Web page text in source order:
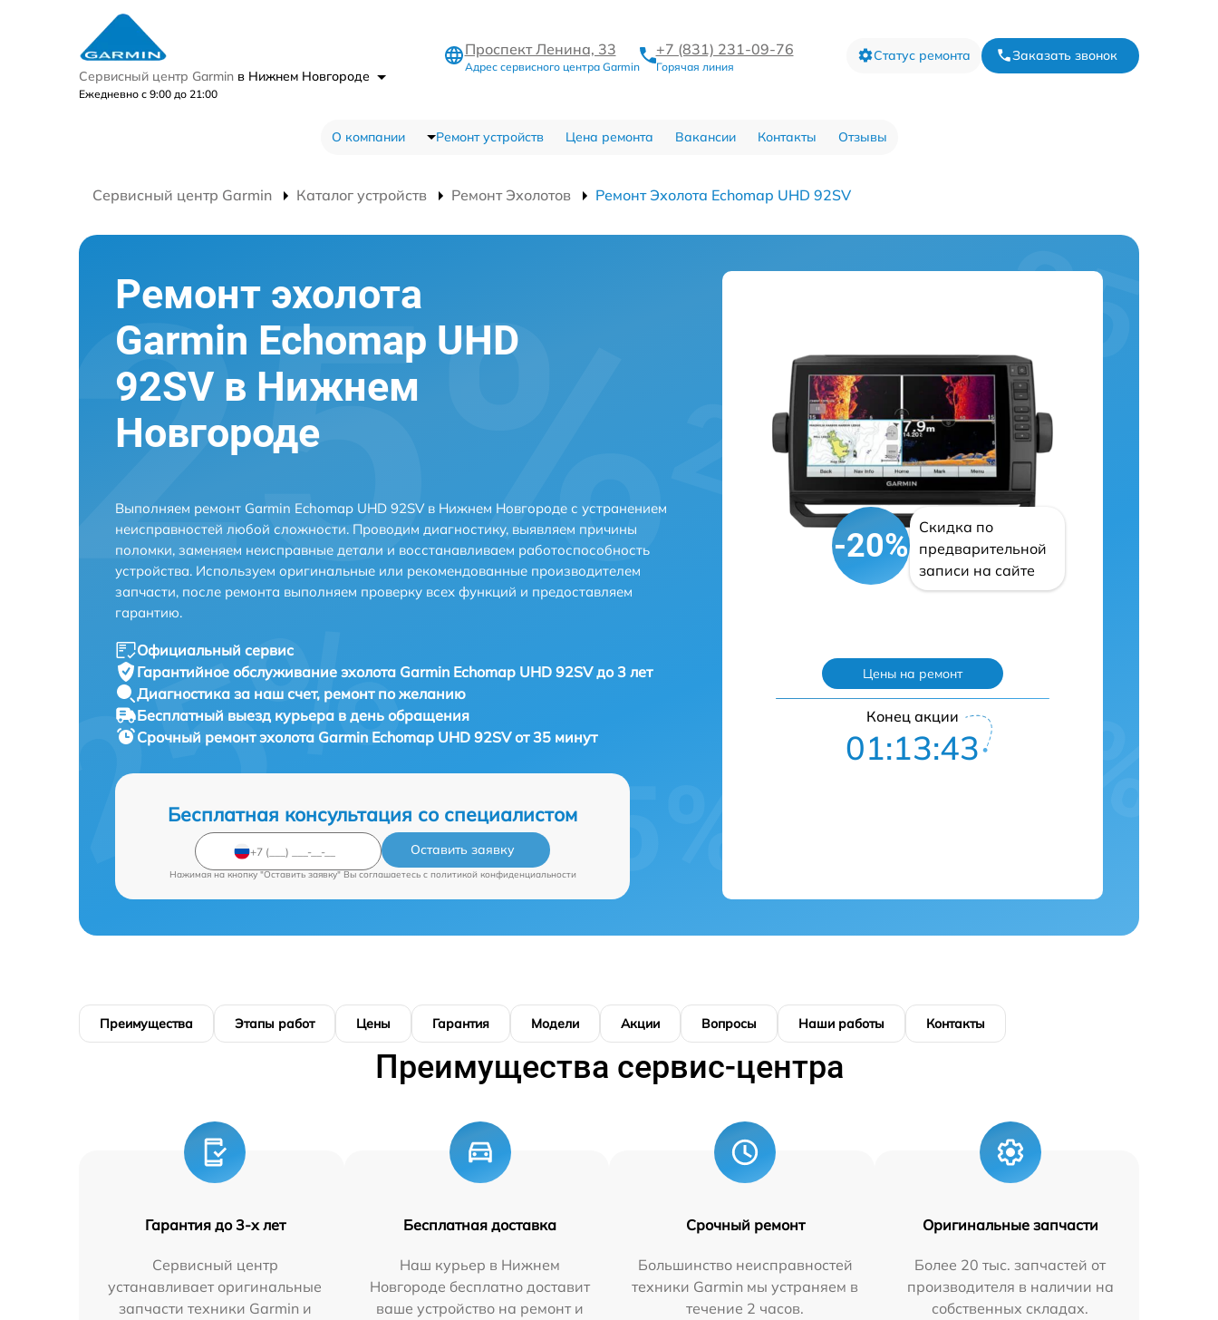
Сервисный центр Garmin в Нижнем Новгороде
Ежедневно с 9:00 до 21:00
Проспект Ленина, 33
Адрес сервисного центра Garmin
+7 (831) 231-09-76
Горячая линия
Статус ремонта Заказать звонок
О компании Ремонт устройств Цена ремонта Вакансии Контакты Отзывы
Сервисный центр Garmin Каталог устройств Ремонт Эхолотов Ремонт Эхолота Echomap UHD 92SV
Ремонт эхолота
Garmin Echomap UHD
92SV в Нижнем
Новгороде
Выполняем ремонт Garmin Echomap UHD 92SV в Нижнем Новгороде с устранением
неисправностей любой сложности. Проводим диагностику, выявляем причины
поломки, заменяем неисправные детали и восстанавливаем работоспособность
устройства. Используем оригинальные или рекомендованные производителем
запчасти, после ремонта выполняем проверку всех функций и предоставляем
гарантию.
Официальный сервис
Гарантийное обслуживание эхолота Garmin Echomap UHD 92SV до 3 лет
Диагностика за наш счет, ремонт по желанию
Бесплатный выезд курьера в день обращения
Срочный ремонтэхолота Garmin Echomap UHD 92SV от 35 минут
Бесплатная консультация со специалистом
Оставить заявку
Нажимая на кнопку "Оставить заявку" Вы соглашаетесь c политикой конфиденциальности
-20%
Скидка по
предварительной
записи на сайте
Цены на ремонт
Конец акции
01:13:42
Преимущества Этапы работ Цены Гарантия Модели Акции Вопросы Наши работы Контакты
Преимущества сервис-центра
Гарантия до 3-х лет
Сервисный центр
устанавливает оригинальные
запчасти техники Garmin и
Бесплатная доставка
Наш курьер в Нижнем
Новгороде бесплатно доставит
ваше устройство на ремонт и
Срочный ремонт
Большинство неисправностей
техники Garmin мы устраняем в
течение 2 часов.
Оригинальные запчасти
Более 20 тыс. запчастей от
производителя в наличии на
собственных складах.